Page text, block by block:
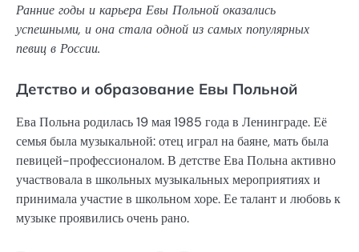
Ранние годы и карьера Евы Польной оказались
успешными, и она стала одной из самых популярных
певиц в России.
Детство и образование Евы Польной
Ева Польна родилась 19 мая 1985 года в Ленинграде. Её
семья была музыкальной: отец играл на баяне, мать была
певицей-профессионалом. В детстве Ева Польна активно
участвовала в школьных музыкальных мероприятиях и
принимала участие в школьном хоре. Ее талант и любовь к
музыке проявились очень рано.